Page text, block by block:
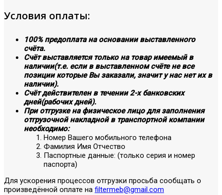
Условия оплаты:
100% предоплата на основании выставленного
счёта.
Счёт выставляется только на товар имеемый в
наличии(т.е. если в выставленном счёте не все
позиции которые Вы заказали, значит у нас нет их в
наличии).
Счёт действителен в течении 2-х банковских
дней(рабочих дней).
При отгрузке на физическое лицо для заполнения
отгрузочной накладной в транспортной компании
необходимо:
Номер Вашего мобильного телефона
Фамилия Имя Отчество
Паспортные данные: (только серия и номер
паспорта)
Для ускорения процессов отгрузки просьба сообщать о
произведённой оплате на filtermeb@gmail.com